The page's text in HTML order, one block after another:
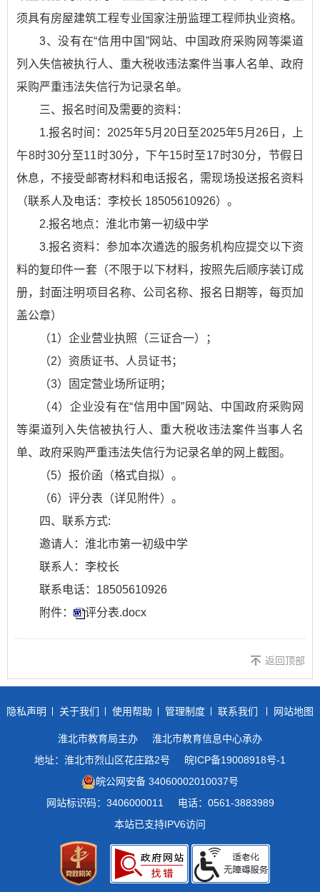
须具有房屋建筑工程专业国家注册监理工程师执业资格。
3、没有在“信用中国”网站、中国政府采购网等渠道
列入失信被执行人、重大税收违法案件当事人名单、政府
采购严重违法失信行为记录名单。
三、报名时间及需要的资料：
1.报名时间：2025年5月20日至2025年5月26日，上
午8时30分至11时30分，下午15时至17时30分，节假日
休息，不接受邮寄材料和电话报名，需现场投送报名资料
（联系人及电话：李校长 18505610926）。
2.报名地点：淮北市第一初级中学
3.报名资料：参加本次遴选的服务机构应提交以下资
料的复印件一套（不限于以下材料，按照先后顺序装订成
册，封面注明项目名称、公司名称、报名日期等，每页加
盖公章）
（1）企业营业执照（三证合一）；
（2）资质证书、人员证书；
（3）固定营业场所证明；
（4）企业没有在“信用中国”网站、中国政府采购网
等渠道列入失信被执行人、重大税收违法案件当事人名
单、政府采购严重违法失信行为记录名单的网上截图。
（5）报价函（格式自拟）。
（6）评分表（详见附件）。
四、联系方式:
邀请人：淮北市第一初级中学
联系人：李校长
联系电话：18505610926
附件：
评分表.docx
返回顶部
隐私声明 关于我们 使用帮助 管理制度 联系我们 网站地图
淮北市教育局主办
淮北市教育信息中心承办
地址：淮北市烈山区花庄路2号
皖ICP备19008918号-1
皖公网安备 34060002010037号
网站标识码：3406000011
电话：0561-3883989
本站已支持IPV6访问